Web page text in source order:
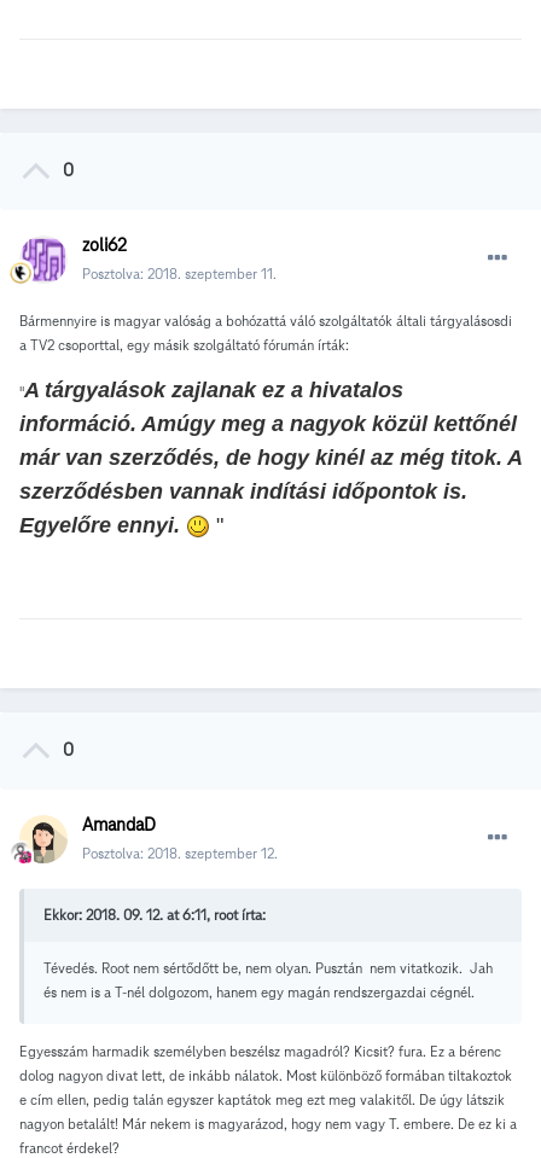
0
zoli62
Posztolva: 2018. szeptember 11.
Bármennyire is magyar valóság a bohózattá váló szolgáltatók általi tárgyalásosdi
a TV2 csoporttal, egy másik szolgáltató fórumán írták:
"A tárgyalások zajlanak ez a hivatalos
információ. Amúgy meg a nagyok közül kettőnél
már van szerződés, de hogy kinél az még titok. A
szerződésben vannak indítási időpontok is.
Egyelőre ennyi.
"
0
AmandaD
Posztolva: 2018. szeptember 12.
Ekkor: 2018. 09. 12. at 6:11, root írta:
Tévedés. Root nem sértődőtt be, nem olyan. Pusztán nem vitatkozik. Jah
és nem is a T-nél dolgozom, hanem egy magán rendszergazdai cégnél.
Egyesszám harmadik személyben beszélsz magadról? Kicsit? fura. Ez a bérenc
dolog nagyon divat lett, de inkább nálatok. Most különböző formában tiltakoztok
e cím ellen, pedig talán egyszer kaptátok meg ezt meg valakitől. De úgy látszik
nagyon betalált! Már nekem is magyarázod, hogy nem vagy T. embere. De ez ki a
francot érdekel?